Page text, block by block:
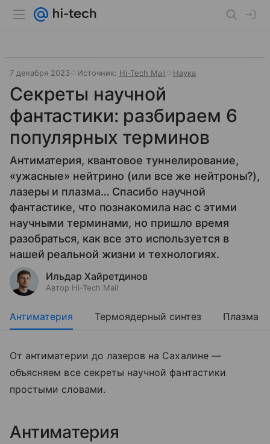
7 декабря 2023 Источник: Hi-Tech Mail Наука
Секреты научной
фантастики: разбираем 6
популярных терминов
Антиматерия, квантовое туннелирование,
«ужасные» нейтрино (или все же нейтроны?),
лазеры и плазма… Спасибо научной
фантастике, что познакомила нас с этими
научными терминами, но пришло время
разобраться, как все это используется в
нашей реальной жизни и технологиях.
Ильдар Хайретдинов
Автор Hi-Tech Mail
Антиматерия Термоядерный синтез Плазма
От антиматерии до лазеров на Сахалине —
объясняем все секреты научной фантастики
простыми словами.
Антиматерия